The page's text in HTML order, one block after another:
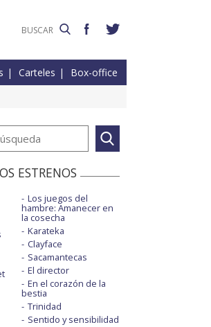
Carteles Box-office
ESTRENOS
Los juegos del
hambre: Amanecer en
la cosecha
Karateka
Clayface
Sacamantecas
El director
En el corazón de la
bestia
Trinidad
Sentido y sensibilidad